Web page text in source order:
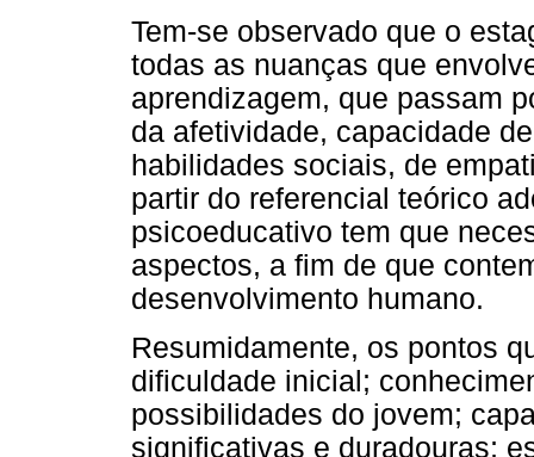
Tem-se observado que o
todas as nuanças que
aprendizagem, que passam
da afetividade, capacidade
habilidades sociais, de
partir do referencial teórico
psicoeducativo tem que
aspectos, a fim de que
desenvolvimento humano.
Resumidamente, os pontos
dificuldade inicial;
possibilidades do jovem;
significativas e duradouras;